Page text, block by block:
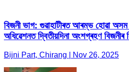
বিজনী ভাগ: গুৱাহাটীৰত আৰম্ভ হোৱা অসম
অধিৱেশনত দ্বিতীয়দিনা অংশগ্ৰহণ
Bijni Part, Chirang | Nov 26, 2025